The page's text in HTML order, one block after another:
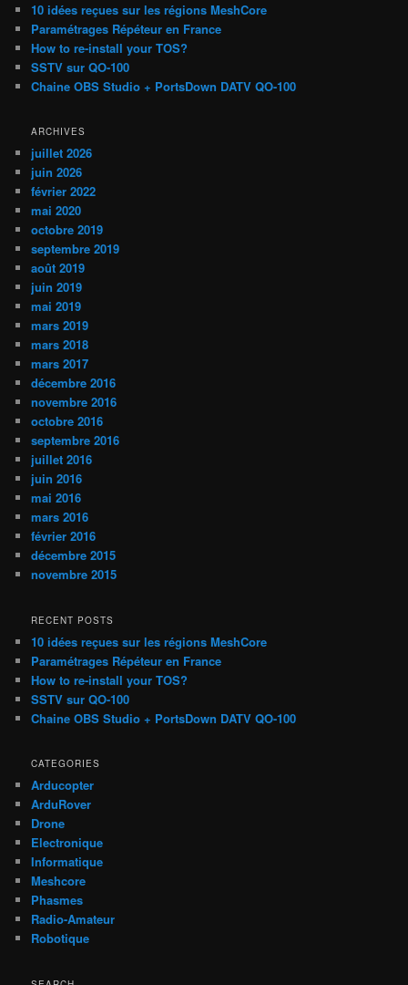
r
c
h
e
10 idées reçues sur les régions MeshCore
Paramétrages Répéteur en France
How to re-install your TOS?
SSTV sur QO-100
Chaine OBS Studio + PortsDown DATV QO-100
ARCHIVES
juillet 2026
juin 2026
février 2022
mai 2020
octobre 2019
septembre 2019
août 2019
juin 2019
mai 2019
mars 2019
mars 2018
mars 2017
décembre 2016
novembre 2016
octobre 2016
septembre 2016
juillet 2016
juin 2016
mai 2016
mars 2016
février 2016
décembre 2015
novembre 2015
RECENT POSTS
10 idées reçues sur les régions MeshCore
Paramétrages Répéteur en France
How to re-install your TOS?
SSTV sur QO-100
Chaine OBS Studio + PortsDown DATV QO-100
CATEGORIES
Arducopter
ArduRover
Drone
Electronique
Informatique
Meshcore
Phasmes
Radio-Amateur
Robotique